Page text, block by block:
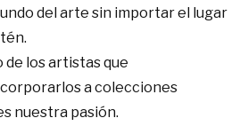
del arte sin importar el lugar
los artistas que
a colecciones
nuestra pasión.